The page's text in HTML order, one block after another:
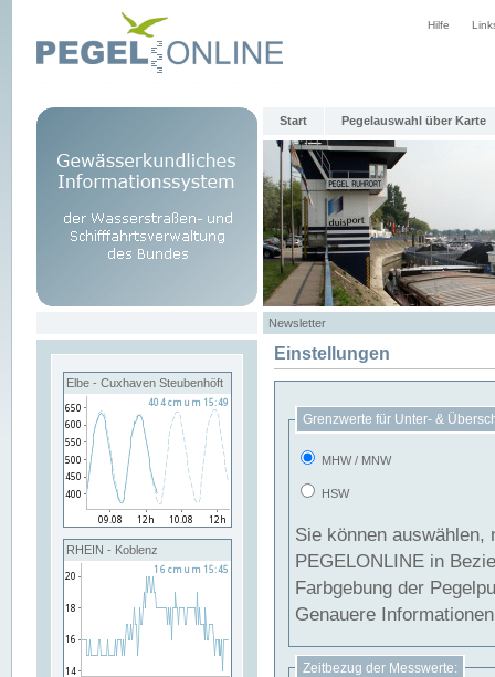
Hilfe
Start Pegelauswahl über Karte
Newsletter
Elbe - Cuxhaven Steubenhöft
RHEIN - Koblenz
Einstellungen
Grenzwerte für Unter- &
MHW / MNW
HSW
Sie können
PEGELONLINE in Beziehung
Farbgebung der
Genauere
Zeitbezug der Messwerte: